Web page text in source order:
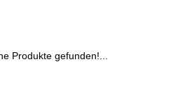
Produkte gefunden!...